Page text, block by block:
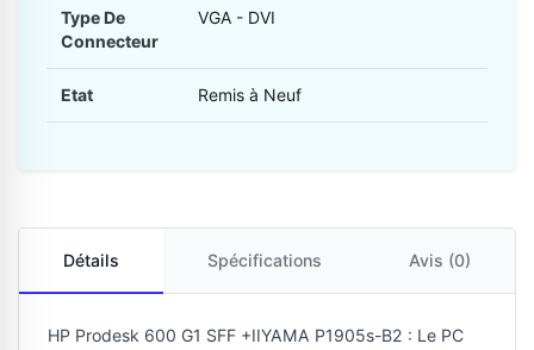
Type De
Connecteur
VGA - DVI
Etat Remis à Neuf
Détails Spécifications Avis (0)
HP Prodesk 600 G1 SFF +IIYAMA P1905s-B2 : Le PC